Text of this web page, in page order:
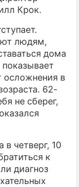
ПРОИСШЕСТВИЯ
СОННИК
ЖИЗНИ
ИГРЫ
РЕЛИЗЫ
Крок.
людям,
дома
осложнения в
62-
не сберег,
четверг, 10
к
диагноз